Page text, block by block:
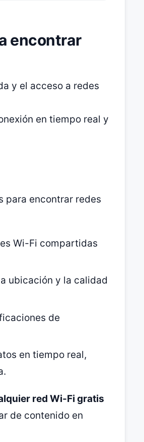
encontrar
y el acceso a redes
en tiempo real y
para encontrar redes
Wi-Fi compartidas
ubicación y la calidad
de
en tiempo real,
red Wi-Fi gratis
de contenido en